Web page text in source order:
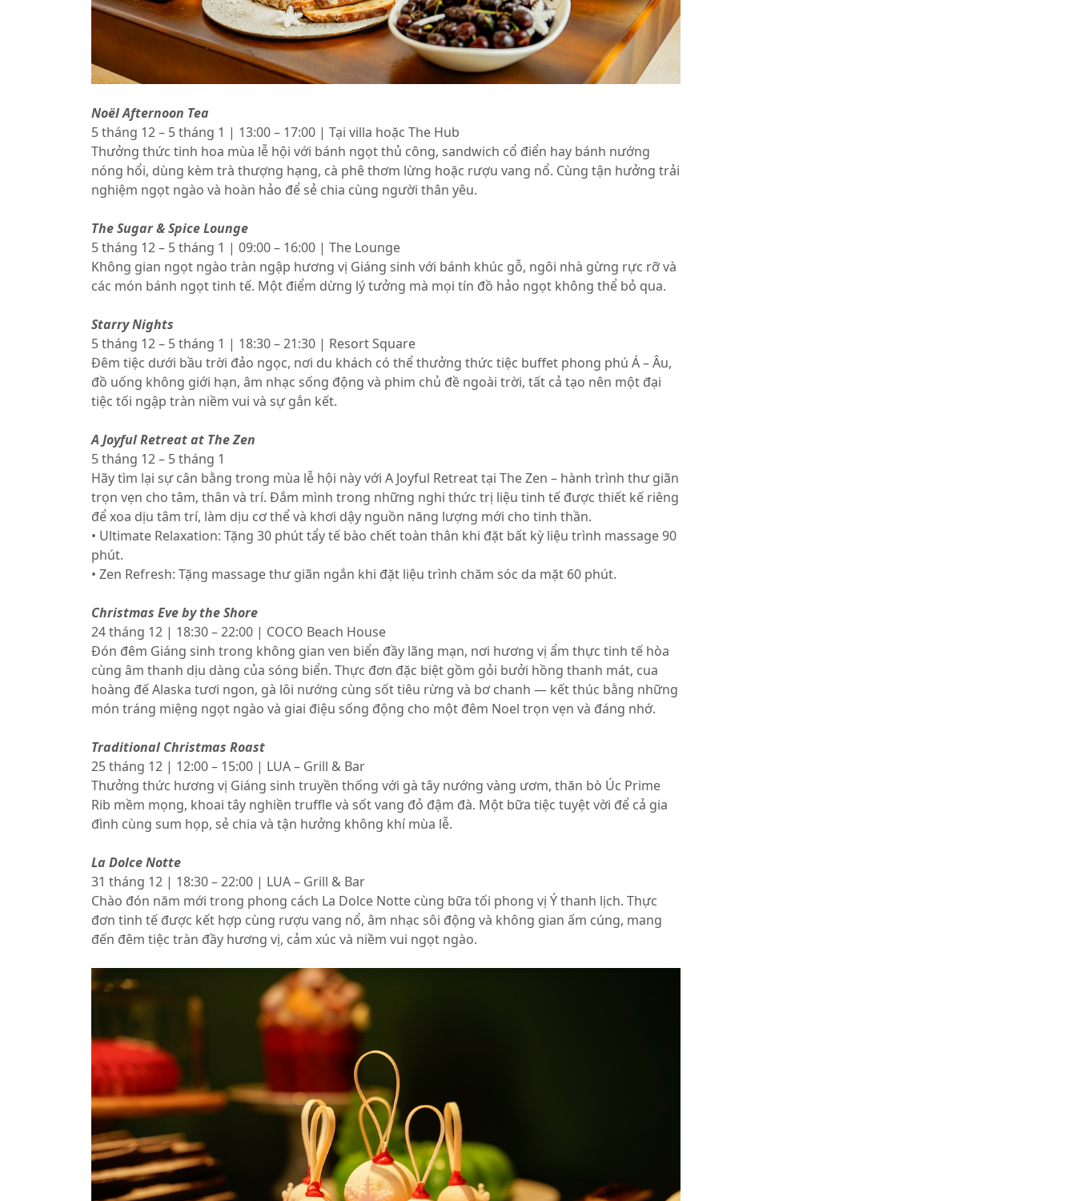
Noël Afternoon Tea
5 tháng 12 – 5 tháng 1 | 13:00 – 17:00 | Tại villa hoặc The Hub
Thưởng thức tinh hoa mùa lễ hội với bánh ngọt thủ công, sandwich cổ điển hay bánh nướng
nóng hổi, dùng kèm trà thượng hạng, cà phê thơm lừng hoặc rượu vang nổ. Cùng tận hưởng trải
nghiệm ngọt ngào và hoàn hảo để sẻ chia cùng người thân yêu.
The Sugar & Spice Lounge
5 tháng 12 – 5 tháng 1 | 09:00 – 16:00 | The Lounge
Không gian ngọt ngào tràn ngập hương vị Giáng sinh với bánh khúc gỗ, ngôi nhà gừng rực rỡ và
các món bánh ngọt tinh tế. Một điểm dừng lý tưởng mà mọi tín đồ hảo ngọt không thể bỏ qua.
Starry Nights
5 tháng 12 – 5 tháng 1 | 18:30 – 21:30 | Resort Square
Đêm tiệc dưới bầu trời đảo ngọc, nơi du khách có thể thưởng thức tiệc buffet phong phú Á – Âu,
đồ uống không giới hạn, âm nhạc sống động và phim chủ đề ngoài trời, tất cả tạo nên một đại
tiệc tối ngập tràn niềm vui và sự gắn kết.
A Joyful Retreat at The Zen
5 tháng 12 – 5 tháng 1
Hãy tìm lại sự cân bằng trong mùa lễ hội này với A Joyful Retreat tại The Zen – hành trình thư giãn
trọn vẹn cho tâm, thân và trí. Đắm mình trong những nghi thức trị liệu tinh tế được thiết kế riêng
để xoa dịu tâm trí, làm dịu cơ thể và khơi dậy nguồn năng lượng mới cho tinh thần.
• Ultimate Relaxation: Tặng 30 phút tẩy tế bào chết toàn thân khi đặt bất kỳ liệu trình massage 90
phút.
• Zen Refresh: Tặng massage thư giãn ngắn khi đặt liệu trình chăm sóc da mặt 60 phút.
Christmas Eve by the Shore
24 tháng 12 | 18:30 – 22:00 | COCO Beach House
Đón đêm Giáng sinh trong không gian ven biển đầy lãng mạn, nơi hương vị ẩm thực tinh tế hòa
cùng âm thanh dịu dàng của sóng biển. Thực đơn đặc biệt gồm gỏi bưởi hồng thanh mát, cua
hoàng đế Alaska tươi ngon, gà lôi nướng cùng sốt tiêu rừng và bơ chanh — kết thúc bằng những
món tráng miệng ngọt ngào và giai điệu sống động cho một đêm Noel trọn vẹn và đáng nhớ.
Traditional Christmas Roast
25 tháng 12 | 12:00 – 15:00 | LUA – Grill & Bar
Thưởng thức hương vị Giáng sinh truyền thống với gà tây nướng vàng ươm, thăn bò Úc Prime
Rib mềm mọng, khoai tây nghiền truffle và sốt vang đỏ đậm đà. Một bữa tiệc tuyệt vời để cả gia
đình cùng sum họp, sẻ chia và tận hưởng không khí mùa lễ.
La Dolce Notte
31 tháng 12 | 18:30 – 22:00 | LUA – Grill & Bar
Chào đón năm mới trong phong cách La Dolce Notte cùng bữa tối phong vị Ý thanh lịch. Thực
đơn tinh tế được kết hợp cùng rượu vang nổ, âm nhạc sôi động và không gian ấm cúng, mang
đến đêm tiệc tràn đầy hương vị, cảm xúc và niềm vui ngọt ngào.